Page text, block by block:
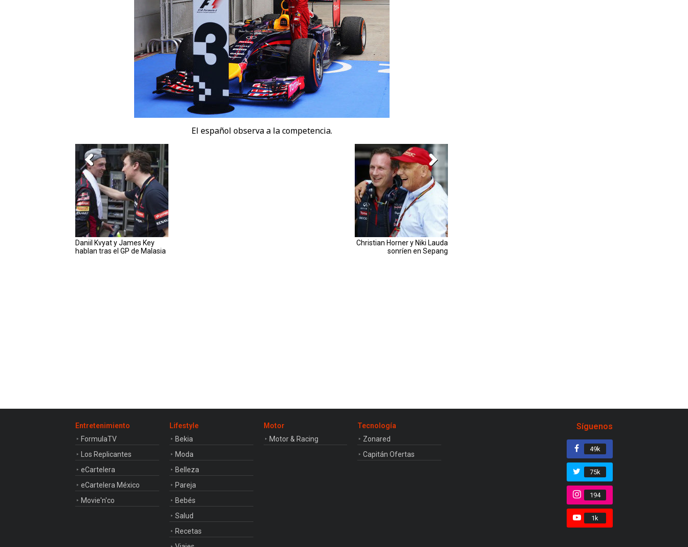
El español observa a la competencia.
Daniil Kvyat y James Key
hablan tras el GP de Malasia
Christian Horner y Niki Lauda
sonríen en Sepang
Entretenimiento
FormulaTV
Los Replicantes
eCartelera
eCartelera México
Movie'n'co
Lifestyle
Bekia
Moda
Belleza
Pareja
Bebés
Salud
Recetas
Motor
Motor & Racing
Tecnología
Zonared
Capitán Ofertas
Síguenos
49k
75k
194
1k